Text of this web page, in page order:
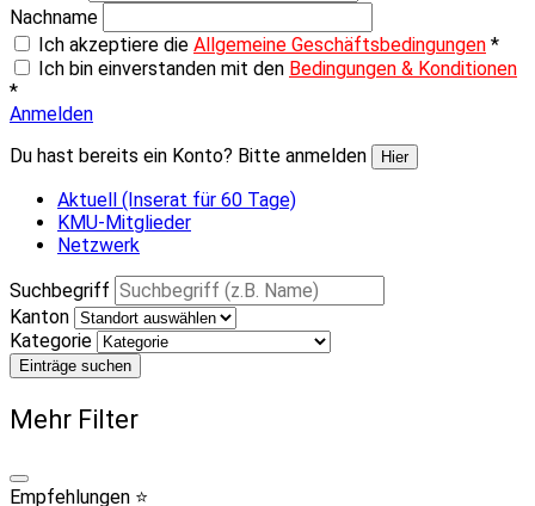
Nachname
Ich akzeptiere die Allgemeine Geschäftsbedingungen *
Ich bin einverstanden mit den Bedingungen & Konditionen
*
Anmelden
Du hast bereits ein Konto? Bitte anmelden
Hier
Aktuell (Inserat für 60 Tage)
KMU-Mitglieder
Netzwerk
Suchbegriff
Kanton
Kategorie
Einträge suchen
Mehr Filter
Empfehlungen ⭐